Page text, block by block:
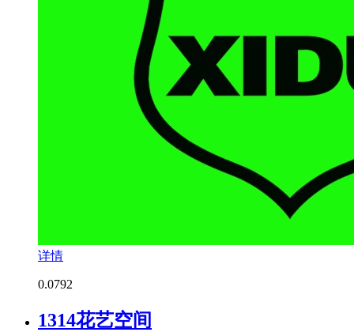
详情
0.0792
1314花艺空间